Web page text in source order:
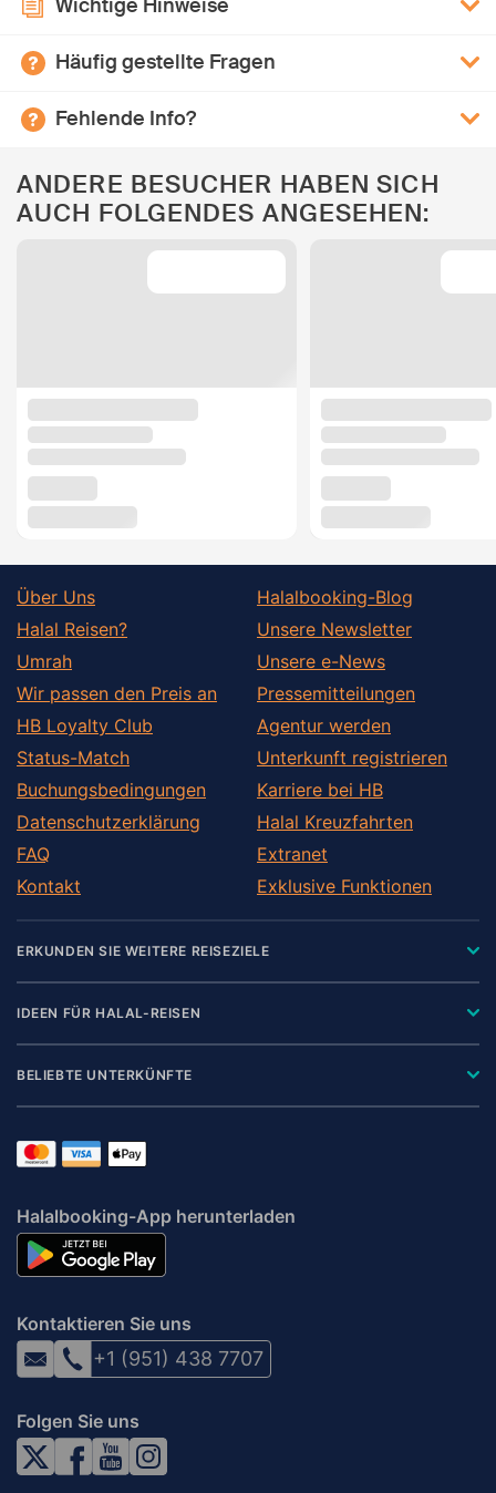
Wichtige Hinweise
Häufig gestellte Fragen
Fehlende Info?
ANDERE BESUCHER HABEN SICH
AUCH FOLGENDES ANGESEHEN:
Über Uns
Halal Reisen?
Umrah
Wir passen den Preis an
HB Loyalty Club
Status-Match
Buchungsbedingungen
Datenschutzerklärung
FAQ
Kontakt
Halalbooking-Blog
Unsere Newsletter
Unsere e-News
Pressemitteilungen
Agentur werden
Unterkunft registrieren
Karriere bei HB
Halal Kreuzfahrten
Extranet
Exklusive Funktionen
ERKUNDEN SIE WEITERE REISEZIELE
IDEEN FÜR HALAL-REISEN
BELIEBTE UNTERKÜNFTE
Halalbooking-App herunterladen
Kontaktieren Sie uns
+1 (951) 438 7707
Folgen Sie uns